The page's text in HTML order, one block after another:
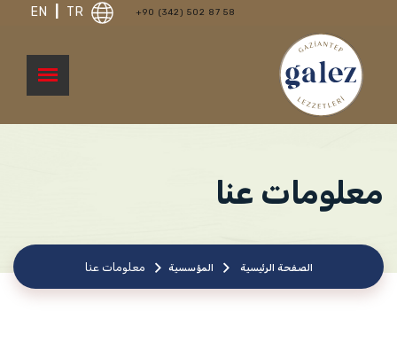
+90 (342) 502 87 58
EN TR
معلومات عنا
الصفحة الرئيسية المؤسسية معلومات عنا